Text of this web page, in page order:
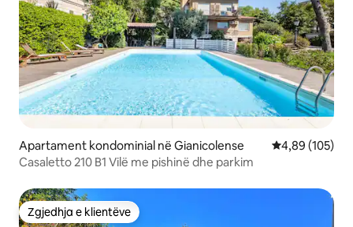
Apartament kondominial në Gianicolense Vlerësimi
4,89 (105)
Casaletto 210 B1 Vilë me pishinë dhe parkim
Zgjedhja e klientëve
Zgjedhja e klientëve